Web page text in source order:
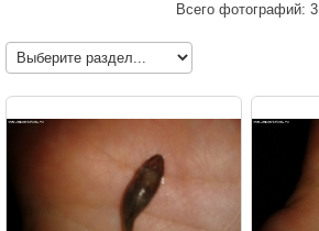
Всего фотографий: 3